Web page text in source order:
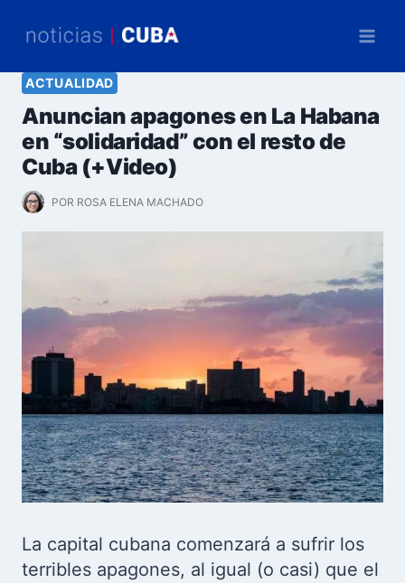
ACTUALIDAD
Anuncian apagones en La Habana
en “solidaridad” con el resto de
Cuba (+Video)
POR ROSA ELENA MACHADO
La capital cubana comenzará a sufrir los
terribles apagones, al igual (o casi) que el